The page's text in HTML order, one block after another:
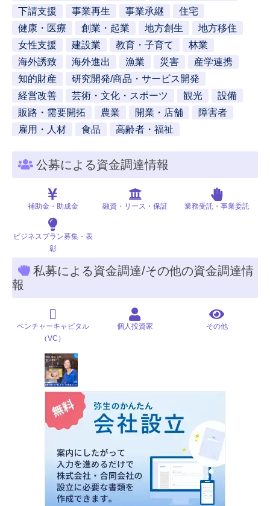
下請支援
事業再生 事業承継
住宅
健康・医療
創業・起業 地方創生
地方移住
女性支援
建設業 教育・子育て
林業
海外誘致
海外進出 漁業 災害
産学連携
知的財産
研究開発/商品・サービス開発
経営改善
芸術・文化・スポーツ 観光
設備
販路・需要開拓
農業 開業・店舗
障害者
雇用・人材
食品 高齢者・福祉
公募による資金調達情報
補助金・助成金 融資・リース・保証 業務受託・事業委託
ビジネスプラン募集・表
彰
私募による資金調達/その他の資金調達情
報
ベンチャーキャピタル
（VC）
個人投資家 その他